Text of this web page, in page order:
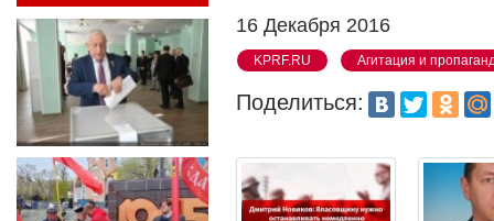
16 Декабря 2016
KPRF.RU Агитация и
Поделиться: